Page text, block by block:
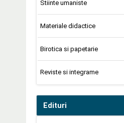
Stiinte umaniste
Materiale didactice
Birotica si papetarie
Reviste si integrame
Edituri